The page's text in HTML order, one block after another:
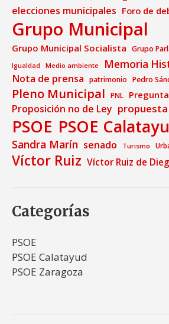
elecciones municipales Foro de
Grupo Municipal
Grupo Municipal Socialista Grupo
Igualdad Medio ambiente Memoria
Nota de prensa patrimonio Pedro
Pleno Municipal PNL Pregunta
Proposición no de Ley propuesta
PSOE PSOE
Sandra Marín senado Turismo
Víctor Ruiz Víctor Ruiz de
Categorías
PSOE
PSOE Calatayud
PSOE Zaragoza